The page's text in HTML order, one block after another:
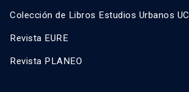
Colección de Libros Estudios Urbanos UC
Revista EURE
Revista PLANEO